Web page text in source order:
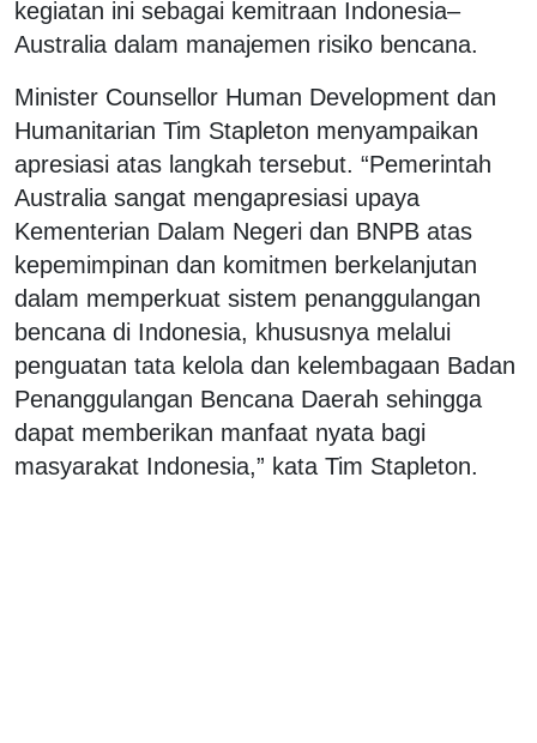
kegiatan ini sebagai kemitraan Indonesia–
Australia dalam manajemen risiko bencana.
Minister Counsellor Human Development dan
Humanitarian Tim Stapleton menyampaikan
apresiasi atas langkah tersebut. “Pemerintah
Australia sangat mengapresiasi upaya
Kementerian Dalam Negeri dan BNPB atas
kepemimpinan dan komitmen berkelanjutan
dalam memperkuat sistem penanggulangan
bencana di Indonesia, khususnya melalui
penguatan tata kelola dan kelembagaan Badan
Penanggulangan Bencana Daerah sehingga
dapat memberikan manfaat nyata bagi
masyarakat Indonesia,” kata Tim Stapleton.